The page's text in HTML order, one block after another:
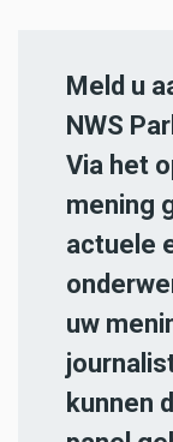
Meld u
NWS
Via het
mening
actuele
uw
kunnen